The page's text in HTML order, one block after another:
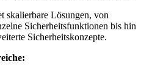
skalierbare Lösungen, von
Sicherheitsfunktionen bis hin
Sicherheitskonzepte.